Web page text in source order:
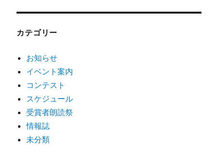
カテゴリー
お知らせ
イベント案内
コンテスト
スケジュール
受賞者朗読祭
情報誌
未分類